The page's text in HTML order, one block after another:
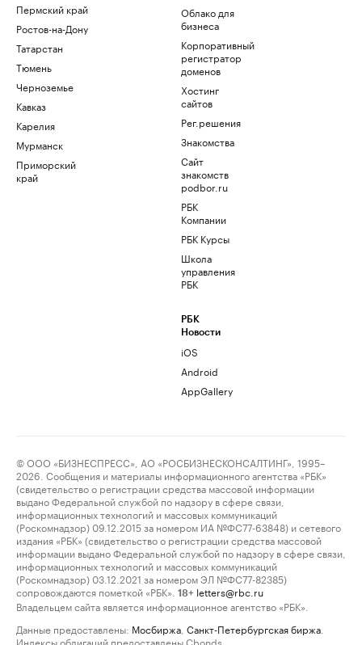
Пермский край
Ростов-на-Дону
Татарстан
Тюмень
Черноземье
Кавказ
Карелия
Мурманск
Приморский
край
Облако для
бизнеса
Корпоративный
регистратор
доменов
Хостинг
сайтов
Рег.решения
Знакомства
Сайт
знакомств
podbor.ru
РБК
Компании
РБК Курсы
Школа
управления
РБК
РБК
Новости
iOS
Android
AppGallery
© ООО «БИЗНЕСПРЕСС», АО «РОСБИЗНЕСКОНСАЛТИНГ», 1995–
2026. Сообщения и материалы информационного агентства «РБК»
(свидетельство о регистрации средства массовой информации
выдано Федеральной службой по надзору в сфере связи,
информационных технологий и массовых коммуникаций
(Роскомнадзор) 09.12.2015 за номером ИА №ФС77-63848) и сетевого
издания «РБК» (свидетельство о регистрации средства массовой
информации выдано Федеральной службой по надзору в сфере связи,
информационных технологий и массовых коммуникаций
(Роскомнадзор) 03.12.2021 за номером ЭЛ №ФС77-82385)
сопровождаются пометкой «РБК».
18+ letters@rbc.ru
Владельцем сайта является информационное агентство «РБК».
Данные предоставлены: Мосбиржа Санкт-Петербургская биржа
Индексы облигаций предоставлены Cbonds.